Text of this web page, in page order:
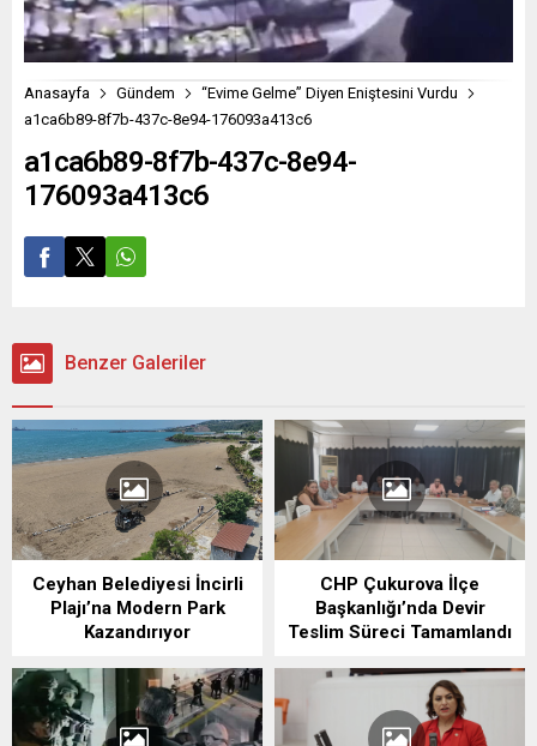
Anasayfa Gündem
“Evime Gelme” Diyen Eniştesini Vurdu
a1ca6b89-8f7b-437c-8e94-176093a413c6
a1ca6b89-8f7b-437c-8e94-
176093a413c6
Benzer Galeriler
Ceyhan Belediyesi İncirli
Plajı’na Modern Park
Kazandırıyor
CHP Çukurova İlçe
Başkanlığı’nda Devir
Teslim Süreci Tamamlandı